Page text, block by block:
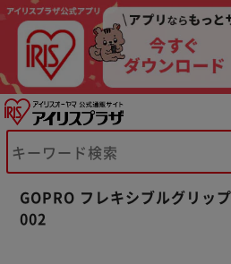
GOPRO フレキシブルグリッ
002
※ご確認ください
カートに入れる